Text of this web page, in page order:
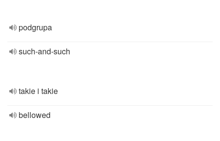
podgrupa
such-and-such
takie i takie
bellowed